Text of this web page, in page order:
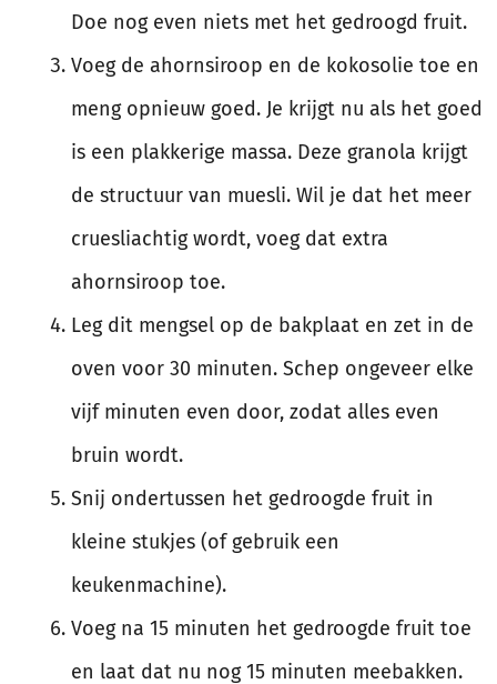
Doe nog even niets met het gedroogd fruit.
Voeg de ahornsiroop en de kokosolie toe en
meng opnieuw goed. Je krijgt nu als het goed
is een plakkerige massa. Deze granola krijgt
de structuur van muesli. Wil je dat het meer
cruesliachtig wordt, voeg dat extra
ahornsiroop toe.
Leg dit mengsel op de bakplaat en zet in de
oven voor 30 minuten. Schep ongeveer elke
vijf minuten even door, zodat alles even
bruin wordt.
Snij ondertussen het gedroogde fruit in
kleine stukjes (of gebruik een
keukenmachine).
Voeg na 15 minuten het gedroogde fruit toe
en laat dat nu nog 15 minuten meebakken.